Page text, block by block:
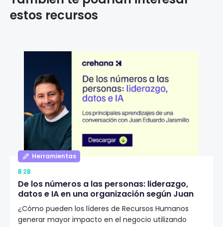
estos recursos
Herramientas
B2B
De los números a las personas: liderazgo,
datos e IA en una organización según Juan
Eduardo Jaramillo
¿Cómo pueden los líderes de Recursos Humanos
generar mayor impacto en el negocio utilizando